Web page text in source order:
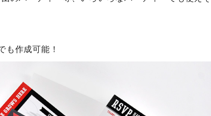
も作成可能！